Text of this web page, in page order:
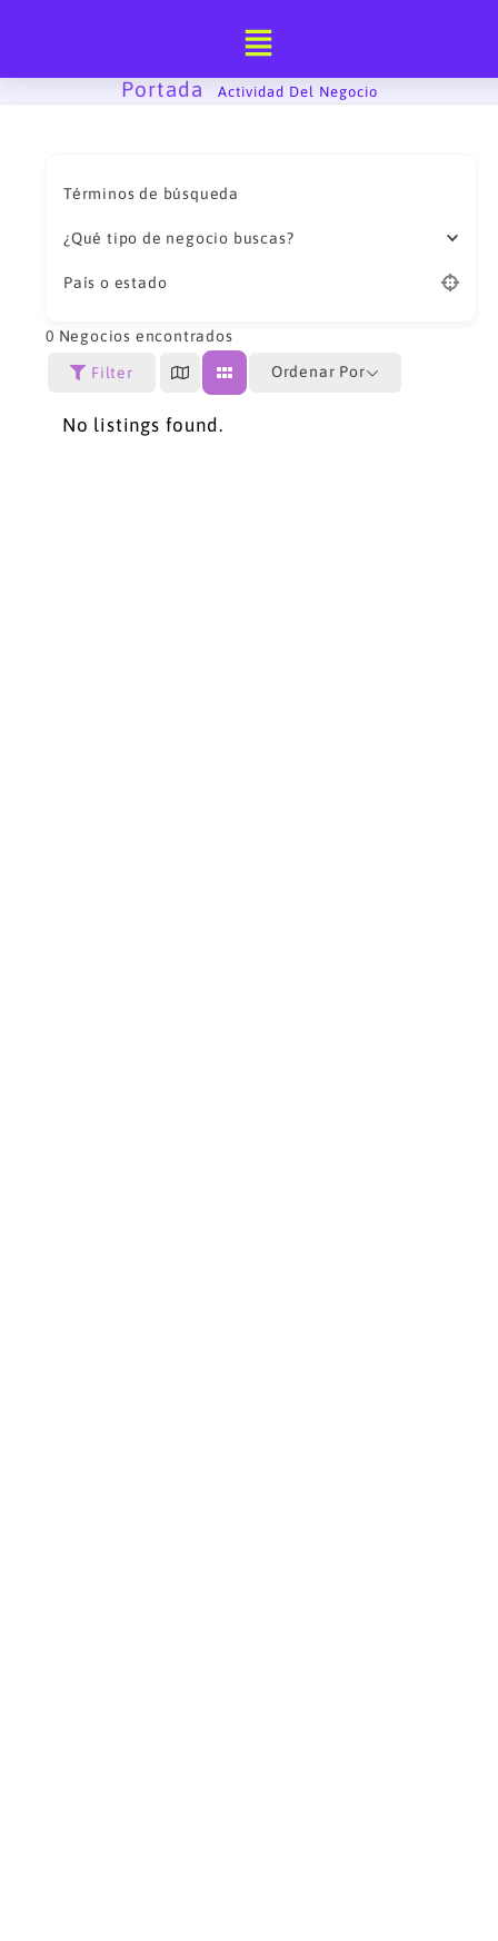
Portada
Actividad Del Negocio
Términos de búsqueda
¿Qué tipo de negocio buscas?
País o estado
0 Negocios encontrados
Filter Ordenar Por
No listings found.